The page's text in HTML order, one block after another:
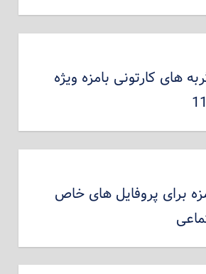
های کارتونی بامزه ویژه
برای پروفایل های خاص